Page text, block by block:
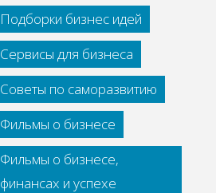
Подборки бизнес идей
Сервисы для бизнеса
Советы по саморазвитию
Фильмы о бизнесе
Фильмы о бизнесе,
финансах и успехе